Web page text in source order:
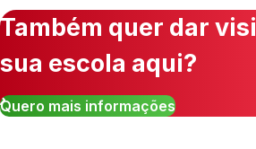
Também quer dar
sua escola aqui?
Quero mais informações